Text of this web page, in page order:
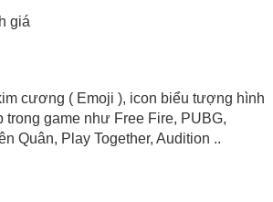
giá
cương ( Emoji ), icon biểu tượng hình
game như Free Fire, PUBG,
Quân, Play Together, Audition ..